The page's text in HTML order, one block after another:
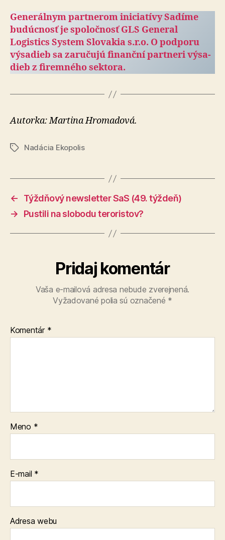
Generálnym partnerom iniciatívy Sadíme
budúcnosť je spoločnosť GLS General
Logistics System Slovakia s.r.o. O podporu
výsadieb sa zaručujú finanční partneri vý­sa­
dieb z firemného sektora.
Autorka: Martina Hromadová.
ZnačkyNadácia Ekopolis
←
Týždňový newsletter SaS (49. týždeň)
→
Pustili na slobodu teroristov?
Pridaj komentár
Vaša e-mailová adresa nebude zverejnená.
Vyžadované polia sú označené *
Komentár *
Meno *
E-mail *
Adresa webu